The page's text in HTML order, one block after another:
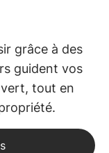
grâce à des
guident vos
tout en